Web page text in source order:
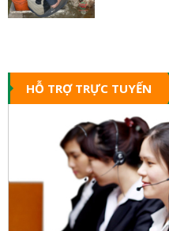
HỖ TRỢ TRỰC TUYẾN